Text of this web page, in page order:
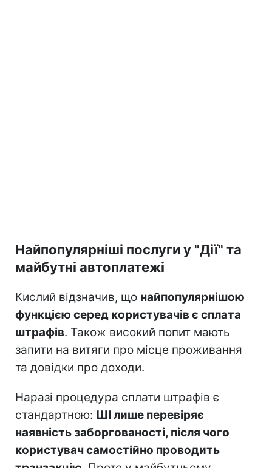
Найпопулярніші послуги у "Дії" та
майбутні автоплатежі
Кислий відзначив, що найпопулярнішою
функцією серед користувачів є сплата
штрафів. Також високий попит мають
запити на витяги про місце проживання
та довідки про доходи.
Наразі процедура сплати штрафів є
стандартною: ШІ лише перевіряє
наявність заборгованості, після чого
користувач самостійно проводить